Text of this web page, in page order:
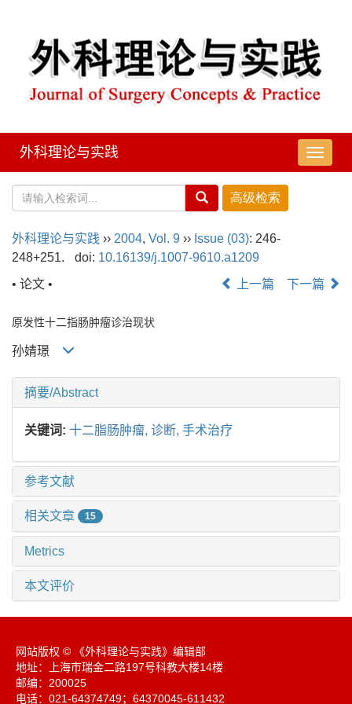
导
航
外科理论与实践
外科理论与实践 ›› 2004, Vol. 9 ›› Issue (03): 246-
248+251.
doi: 10.16139/j.1007-9610.a1209
• 论文 •
上一篇 下一篇
原发性十二指肠肿瘤诊治现状
孙婧璟
摘要/Abstract
关键词: 十二脂肠肿瘤, 诊断, 手术治疗
参考文献
相关文章 15
Metrics
本文评价
网站版权 © 《外科理论与实践》编辑部
地址：上海市瑞金二路197号科教大楼14楼
邮编：200025
电话：021-64374749；64370045-611432